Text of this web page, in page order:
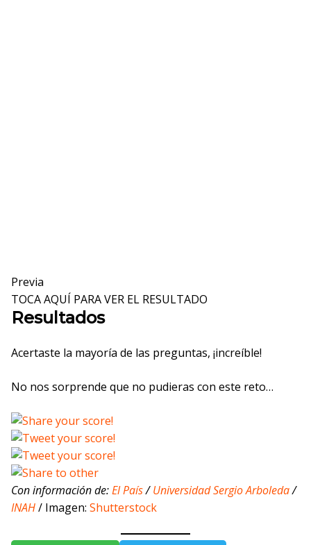
Previa
TOCA AQUÍ PARA VER EL RESULTADO
Resultados
Acertaste la mayoría de las preguntas, ¡increíble!
No nos sorprende que no pudieras con este reto…
Con información de:El País/Universidad Sergio Arboleda/
INAH/ Imagen: Shutterstock